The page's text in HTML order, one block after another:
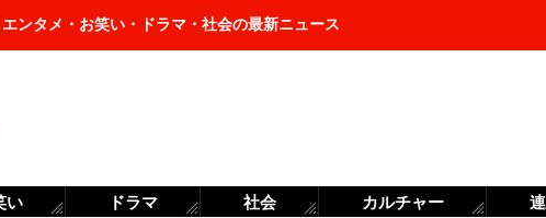
ンタメ・お笑い・ドラマ・社会の最新ニュース
い ドラマ 社会 カルチャー